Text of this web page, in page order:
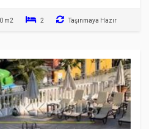
m2 2 Taşınmaya Hazır